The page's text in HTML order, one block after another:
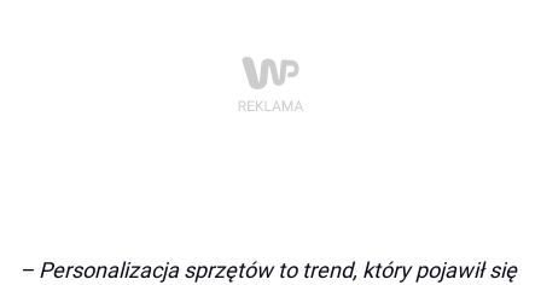
– Personalizacja sprzętów to trend, który pojawił się